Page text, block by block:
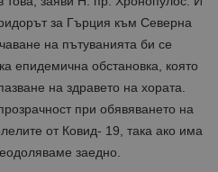
за Гърция към Северна
не на пътуванията би се
епидемична обстановка, която
на здравето на хората.
при обявяването на
от Ковид- 19, така ако има
заедно.